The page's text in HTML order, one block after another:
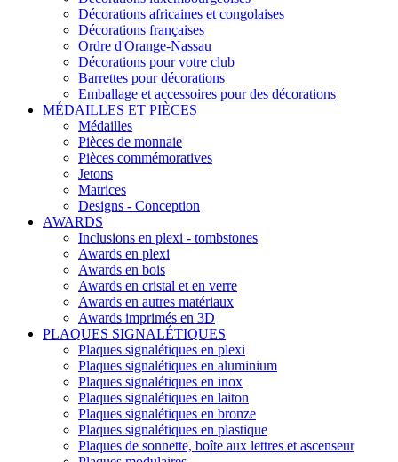
Décorations africaines et congolaises
Décorations françaises
Ordre d'Orange-Nassau
Décorations pour votre club
Barrettes pour décorations
Emballage et accessoires pour des décorations
MÉDAILLES ET PIÈCES
Médailles
Pièces de monnaie
Pièces commémoratives
Jetons
Matrices
Designs - Conception
AWARDS
Inclusions en plexi - tombstones
Awards en plexi
Awards en bois
Awards en cristal et en verre
Awards en autres matériaux
Awards imprimés en 3D
PLAQUES SIGNALÉTIQUES
Plaques signalétiques en plexi
Plaques signalétiques en aluminium
Plaques signalétiques en inox
Plaques signalétiques en laiton
Plaques signalétiques en bronze
Plaques signalétiques en plastique
Plaques de sonnette, boîte aux lettres et ascenseur